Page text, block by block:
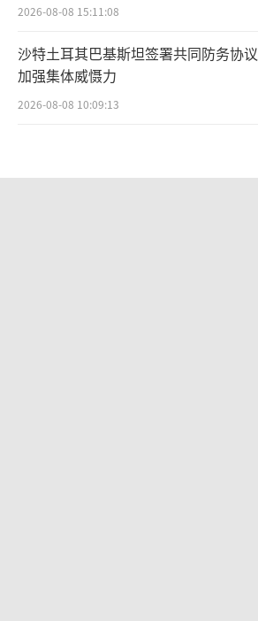
2026-08-08 15:11:08
沙特土耳其巴基斯坦签署共同防务协议
加强集体威慑力
2026-08-08 10:09:13